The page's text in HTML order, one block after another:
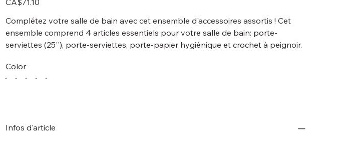
CA$71.10
Complétez votre salle de bain avec cet ensemble d'accessoires assortis ! Cet
ensemble comprend 4 articles essentiels pour votre salle de bain: porte-
serviettes (25''), porte-serviettes, porte-papier hygiénique et crochet à peignoir.
Color
Infos d'article